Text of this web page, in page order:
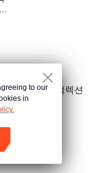
혹적인 미식 컬렉션
to our
in